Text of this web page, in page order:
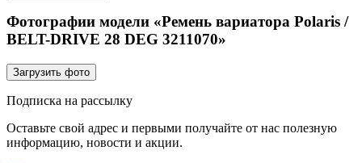
Фотографии модели «Ремень вариатора Polaris /
BELT-DRIVE 28 DEG 3211070»
Загрузить фото
Подписка на рассылку
Оставьте свой адрес и первыми получайте от нас полезную
информацию, новости и акции.